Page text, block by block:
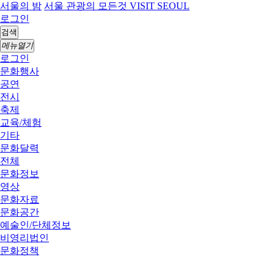
서울의 밤 서울 관광의 모든것 VISIT SEOUL
로그인
검색
메뉴열기
로그인
문화행사
공연
전시
축제
교육/체험
기타
문화달력
전체
문화정보
영상
문화자료
문화공간
예술인/단체정보
비영리법인
문화정책